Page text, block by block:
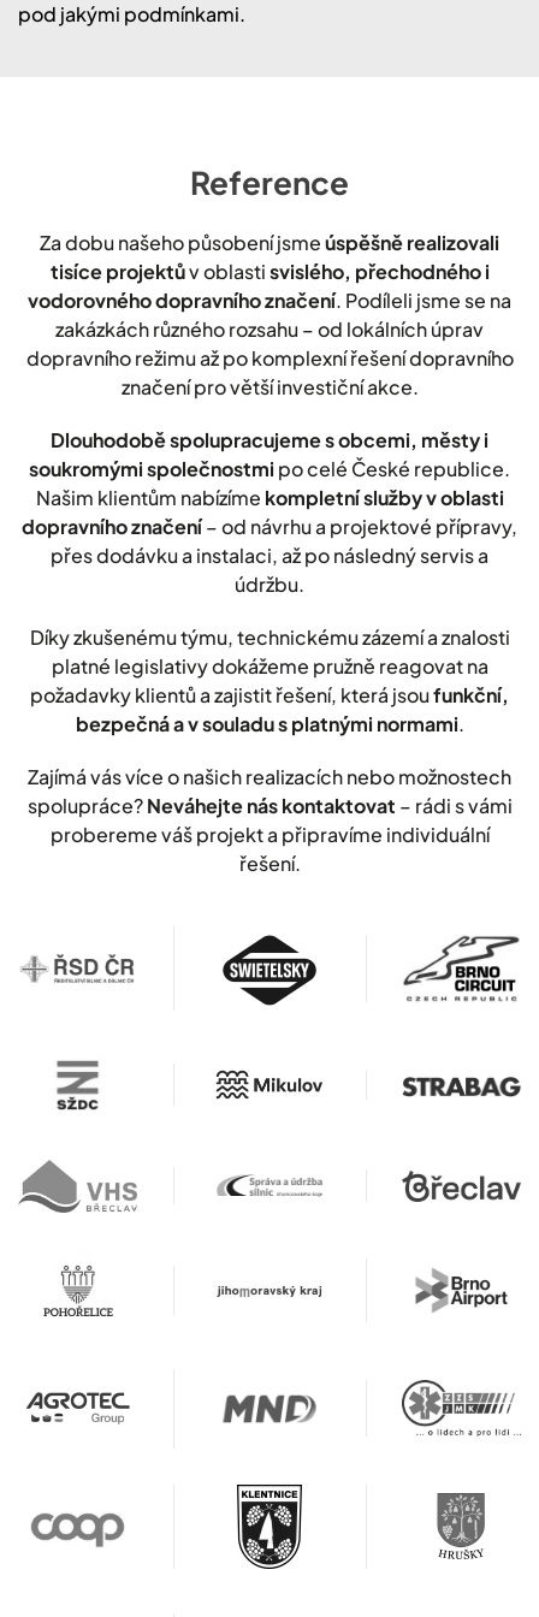
pod jakými podmínkami.
Reference
Za dobu našeho působení jsmeúspěšně realizovali
tisíce projektův oblastisvislého, přechodného i
vodorovného dopravního značení. Podíleli jsme se na
zakázkách různého rozsahu – od lokálních úprav
dopravního režimu až po komplexní řešení dopravního
značení pro větší investiční akce.
Dlouhodobě spolupracujeme s obcemi, městy i
soukromými společnostmi po celé České republice.
Našim klientům nabízíme kompletní služby v oblasti
dopravního značení– od návrhu a projektové přípravy,
přes dodávku a instalaci, až po následný servis a
údržbu.
Díky zkušenému týmu, technickému zázemí a znalosti
platné legislativy dokážeme pružně reagovat na
požadavky klientů a zajistit řešení, která jsoufunkční,
bezpečná a v souladu s platnými normami.
Zajímá vás více o našich realizacích nebo možnostech
spolupráce?Neváhejte nás kontaktovat – rádi s vámi
probereme váš projekt a připravíme individuální
řešení.